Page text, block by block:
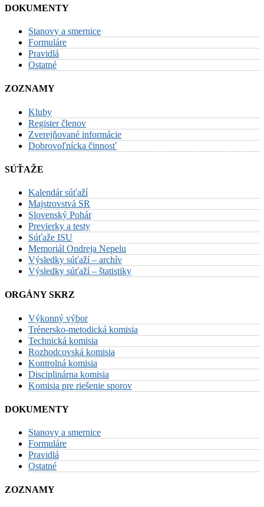
DOKUMENTY
Stanovy a smernice
Formuláre
Pravidlá
Ostatné
ZOZNAMY
Kluby
Register členov
Zverejňované informácie
Dobrovoľnícka činnosť
SÚŤAŽE
Kalendár súťaží
Majstrovstvá SR
Slovenský Pohár
Previerky a testy
Súťaže ISU
Memoriál Ondreja Nepelu
Výsledky súťaží – archív
Výsledky súťaží – štatistiky
ORGÁNY SKRZ
Výkonný výbor
Trénersko-metodická komisia
Technická komisia
Rozhodcovská komisia
Kontrolná komisia
Disciplinárna komisia
Komisia pre riešenie sporov
DOKUMENTY
Stanovy a smernice
Formuláre
Pravidlá
Ostatné
ZOZNAMY